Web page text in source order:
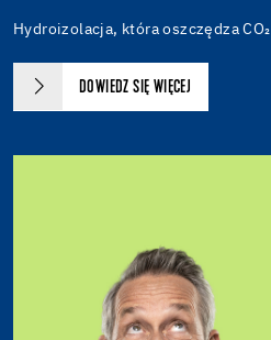
Hydroizolacja, która oszczędza CO₂
DOWIEDZ SIĘ WIĘCEJ